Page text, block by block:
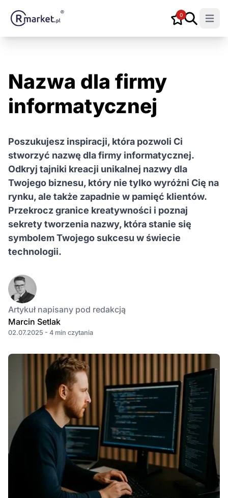
0
Open
Nazwa dla firmy
informatycznej
Poszukujesz inspiracji, która pozwoli Ci
stworzyć nazwę dla firmy informatycznej.
Odkryj tajniki kreacji unikalnej nazwy dla
Twojego biznesu, który nie tylko wyróżni Cię na
rynku, ale także zapadnie w pamięć klientów.
Przekrocz granice kreatywności i poznaj
sekrety tworzenia nazwy, która stanie się
symbolem Twojego sukcesu w świecie
technologii.
Artykuł napisany pod redakcją
Marcin Setlak
02.07.2025 - 4 min czytania